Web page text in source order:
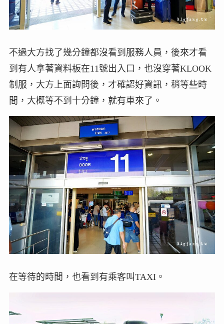
不過大方找了幾分鐘都沒看到服務人員，後來才看
到有人拿著資料板在11號出入口，也沒穿著KLOOK
制服，大方上面詢問後，才確認好資訊，稍等些時
間，大概等不到十分鐘，就有車來了。
在等待的時間，也看到有乘客叫TAXI。